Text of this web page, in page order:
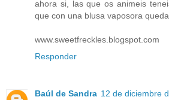
ahora si, las que os animeis
que con una blusa vaposora
www.sweetfreckles.blogspot.com
Responder
Baúl de Sandra 12 de diciembre